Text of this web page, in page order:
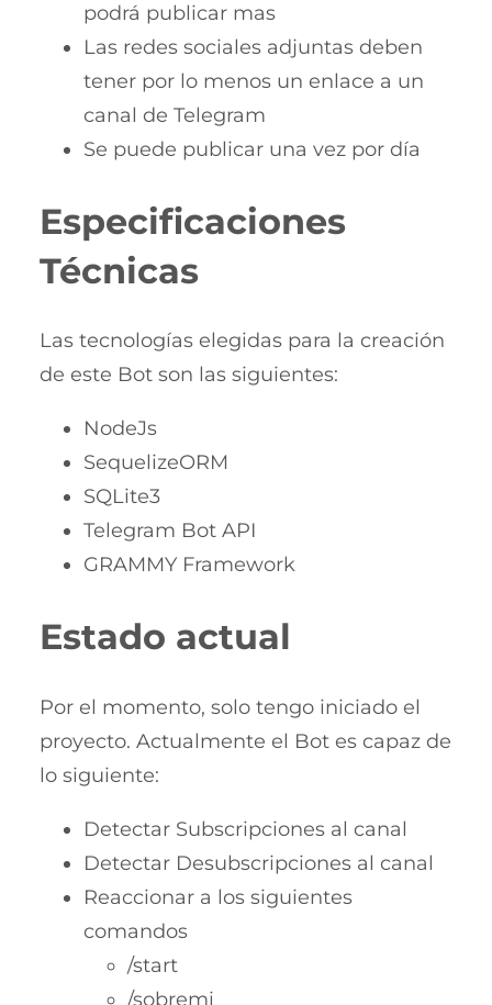
podrá publicar mas
Las redes sociales adjuntas deben
tener por lo menos un enlace a un
canal de Telegram
Se puede publicar una vez por día
Especificaciones
Técnicas
Las tecnologías elegidas para la creación
de este Bot son las siguientes:
NodeJs
SequelizeORM
SQLite3
Telegram Bot API
GRAMMY Framework
Estado actual
Por el momento, solo tengo iniciado el
proyecto. Actualmente el Bot es capaz de
lo siguiente:
Detectar Subscripciones al canal
Detectar Desubscripciones al canal
Reaccionar a los siguientes
comandos
/start
/sobremi